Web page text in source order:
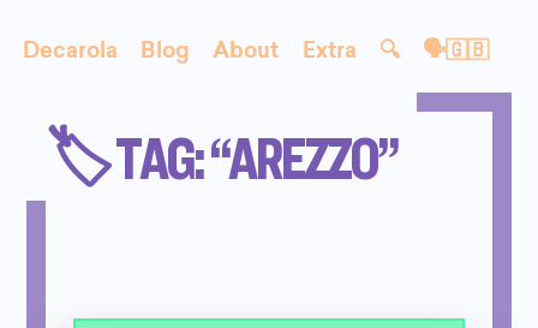
Decarola Blog About Extra 🔍 🗣🇬🇧
🏷️ TAG: “AREZZO”